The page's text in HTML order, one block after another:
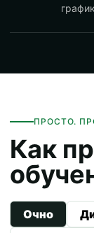
ПРОСТО.
Как
Очно